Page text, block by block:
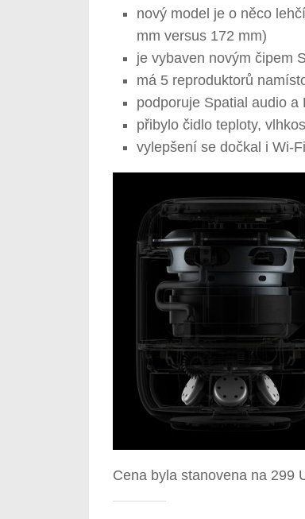
nový model je o něco
mm versus 172 mm)
je vybaven novým čipem
má 5 reproduktorů
podporuje Spatial audio a
přibylo čidlo teploty,
vylepšení se dočkal i Wi-
Cena byla stanovena na 299